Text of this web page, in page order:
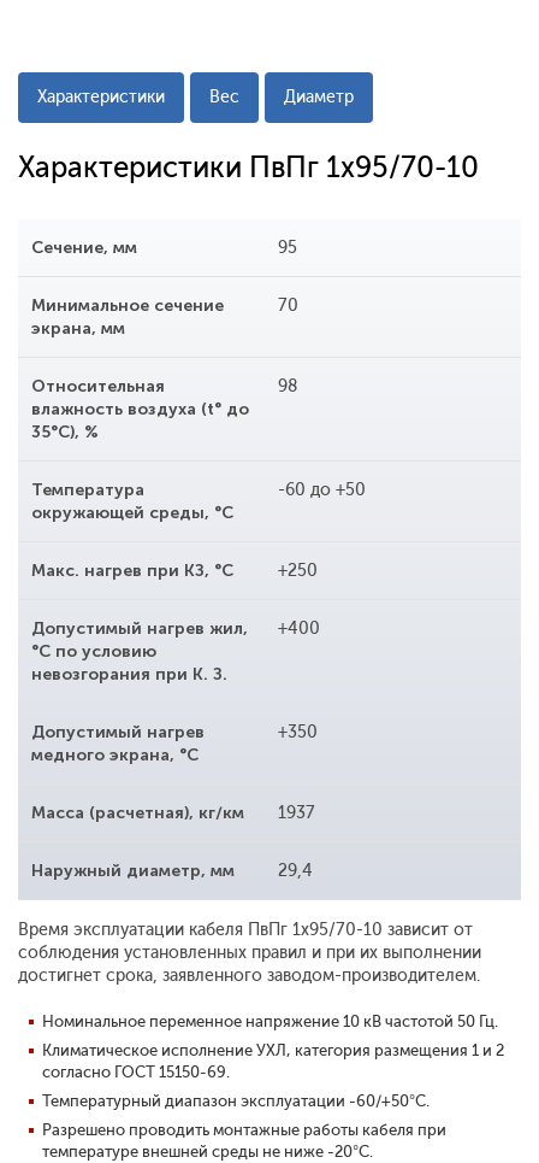
Характеристики Вес Диаметр
Характеристики ПвПг 1x95/70-10
Сечение, мм 95
Минимальное сечение
экрана, мм
70
Относительная
влажность воздуха (t° до
35°С), %
98
Температура
окружающей среды, °С
-60 до +50
Макс. нагрев при КЗ, °С +250
Допустимый нагрев жил,
°С по условию
невозгорания при К. З.
+400
Допустимый нагрев
медного экрана, °С
+350
Масса (расчетная), кг/км 1937
Наружный диаметр, мм 29,4
Время эксплуатации кабеля ПвПг 1x95/70-10 зависит от
соблюдения установленных правил и при их выполнении
достигнет срока, заявленного заводом-производителем.
Номинальное переменное напряжение 10 кВ частотой 50 Гц.
Климатическое исполнение УХЛ, категория размещения 1 и 2
согласно ГОСТ 15150-69.
Температурный диапазон эксплуатации -60/+50°С.
Разрешено проводить монтажные работы кабеля при
температуре внешней среды не ниже -20°С.